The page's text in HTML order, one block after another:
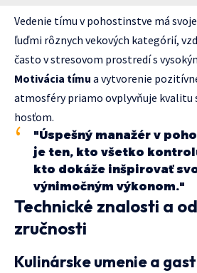
Vedenie tímu v pohostinstve má
ľuďmi rôznych vekových kategórií,
často v stresovom prostredí s
Motivácia tímu a vytvorenie
atmosféry priamo ovplyvňuje kvalitu
hosťom.
"Úspešný manažér v
je ten, kto všetko
kto dokáže inšpirovať
výnimočným výkonom."
Technické znalosti a
zručnosti
Kulinárske umenie a